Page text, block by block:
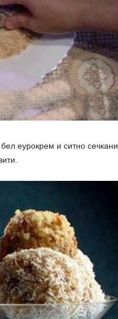
еурокрем и ситно сечкани